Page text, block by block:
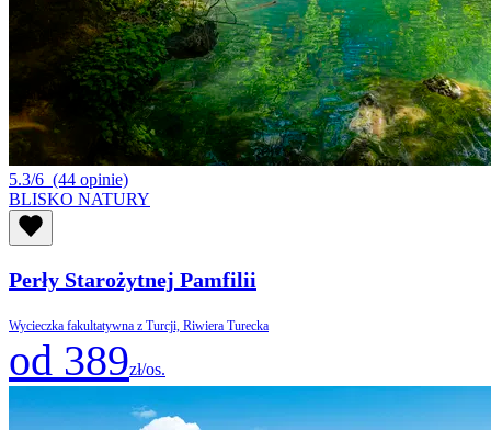
5.3/6 (44 opinie)
BLISKO NATURY
Perły Starożytnej Pamfilii
Wycieczka fakultatywna z Turcji, Riwiera Turecka
od 389zł/os.